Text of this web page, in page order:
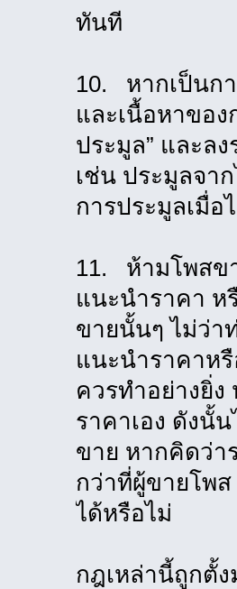
ทันที
10. หากเป็นก
และเนื้อหาของ
ประมูล” และล
เช่น ประมูลจา
การประมูลเมื่อ
11. ห้ามโพสข
แนะนำราคา ห
ขายนั้นๆ ไม่ว่า
แนะนำราคาห
ควรทำอย่างยิ่
ราคาเอง ดังนั้
ขาย หากคิดว่า
กว่าที่ผู้ขายโพ
ได้หรือไม่
กฎเหล่านี้ถูกตั้